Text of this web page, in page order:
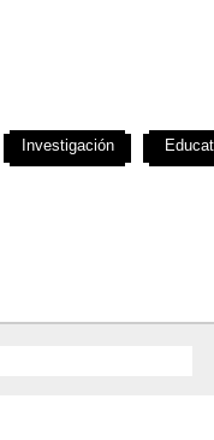
Investigación